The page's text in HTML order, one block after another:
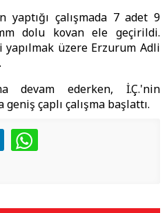
yaptığı çalışmada 7 adet 9
dolu kovan ele geçirildi.
üzere Erzurum Adli
devam ederken, İ.Ç.'nin
çaplı çalışma başlattı.